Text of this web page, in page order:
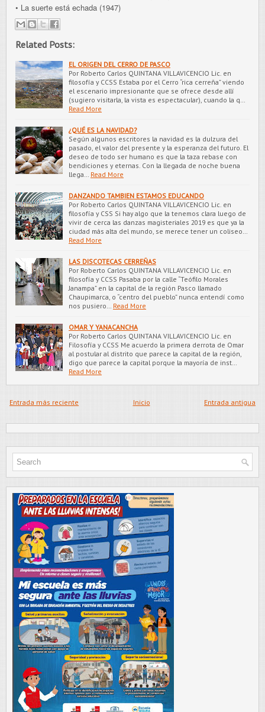
• La suerte está echada (1947)
Related Posts:
EL ORIGEN DEL CERRO DE PASCO
Por Roberto Carlos QUINTANA VILLAVICENCIO Lic. en
filosofía y CCSS Estaba por el Cerro “rica cerreña” viendo
el escenario impresionante que se ofrece desde allí
(sugiero visitarla, la vista es espectacular), cuando la q…
Read More
¿QUÉ ES LA NAVIDAD?
Según algunos escritores la navidad es la dulzura del
pasado, el valor del presente y la esperanza del futuro. El
deseo de todo ser humano es que la taza rebase con
bendiciones y eternas. Con la llegada de noche buena
llega…
Read More
DANZANDO TAMBIEN ESTAMOS EDUCANDO
Por Roberto Carlos QUINTANA VILLAVICENCIO Lic. en
filosofía y CSS Si hay algo que la tenemos clara luego de
vivir de cerca las danzas magisteriales 2019 es que ya la
ciudad más alta del mundo, se merece tener un coliseo…
Read More
LAS DISCOTECAS CERREÑAS
Por Roberto Carlos QUINTANA VILLAVICENCIO Lic. en
filosofía y CCSS Pasaba por la calle “Teófilo Morales
Janampa” en la capital de la región Pasco llamado
Chaupimarca, o “centro del pueblo” nunca entendí como
nos pusiero…
Read More
OMAR Y YANACANCHA
Por Roberto Carlos QUINTANA VILLAVICENCIO Lic. en
Filosofía y CCSS Me acuerdo la primera derrota de Omar
al postular al distrito que parece la capital de la región,
digo que parece la capital porque la mayoría de inst…
Read More
Entrada más reciente Entrada antigua
Inicio